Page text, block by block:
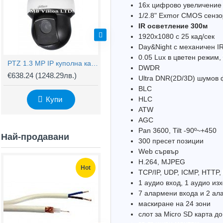
€638.24 (1248.29лв.)
Купи
PTZ термовизионна камера (хибрид), 40х оптично приближение, детекция на човек до 1150м - DH-TPC-PT8320
€11,171.96(21850.34лв.)
Купи
Най-продавани
Hot
16x цифрово увеличение
1/2.8" Exmor CMOS
IR осветление 300м
1920x1080 с 25 кад/сек
Day&Night с механичен
0.05 Lux в цветен
DWDR
Ultra DNR(2D/3D) шумов
BLC
HLC
ATW
AGC
Pan 3600, Tilt -90º~+450
300 пресет позиции
Web сървър
H.264, MJPEG
TCP/IP, UDP, ICMP,
1 аудио вход, 1 аудио
7 алармени входа и 2
маскиране на 24 зони
слот за Micro SD карта